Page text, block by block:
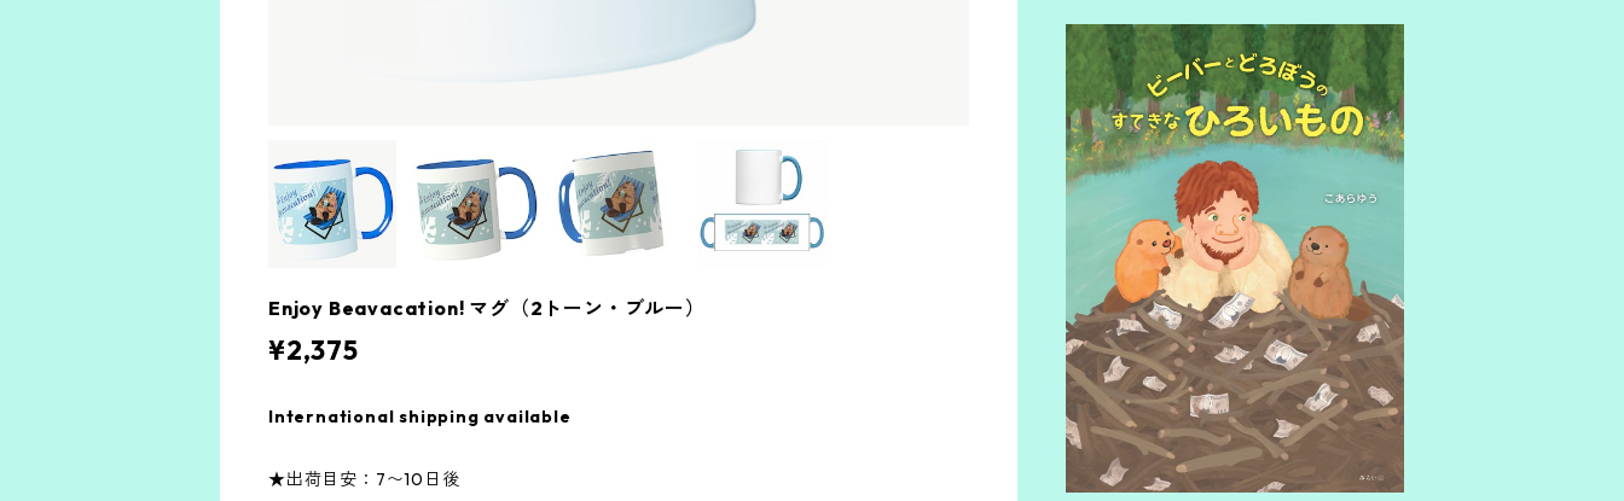
Enjoy Beavacation! マグ（2トーン・ブルー）
¥2,375
International shipping available
★出荷目安：7〜10日後
Famous Japanese Poems
Commissioned work